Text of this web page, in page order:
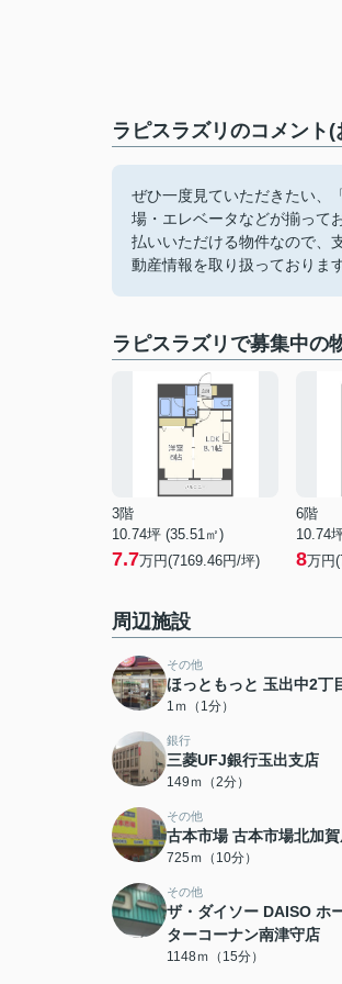
ラピスラズリのコメント
ぜひ一度見ていただきたい、
場・エレベータなどが揃って
払いいただける物件なので、
動産情報を取り扱っておりま
ラピスラズリで募集中の
3階
10.74坪 (35.51㎡)
7.7万円(7169.46円/坪)
6階
10.74
8万円
周辺施設
その他
ほっともっと 玉出中2丁
1ｍ（1分）
銀行
三菱UFJ銀行玉出支店
149ｍ（2分）
その他
古本市場 古本市場北加
725ｍ（10分）
その他
ザ・ダイソー DAISO ホ
ターコーナン南津守店
1148ｍ（15分）